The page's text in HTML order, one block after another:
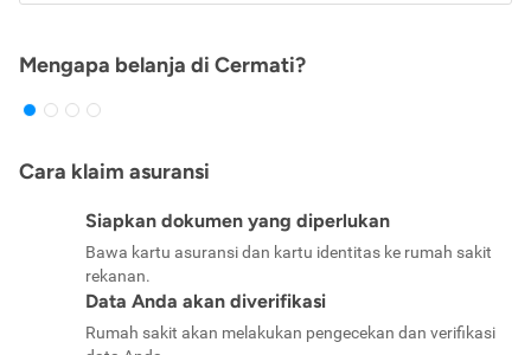
Mengapa belanja di Cermati?
Cara klaim asuransi
Siapkan dokumen yang diperlukan
Bawa kartu asuransi dan kartu identitas ke rumah sakit
rekanan.
Data Anda akan diverifikasi
Rumah sakit akan melakukan pengecekan dan verifikasi